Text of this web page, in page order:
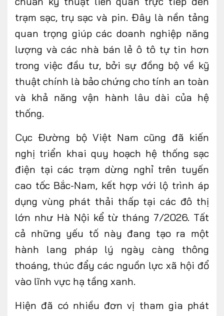
trạm sạc, trụ sạc và pin. Đây là nền tảng
quan trọng giúp các doanh nghiệp năng
lượng và các nhà bán lẻ ô tô tự tin hơn
trong việc đầu tư, bởi sự đồng bộ về kỹ
thuật chính là bảo chứng cho tính an toàn
và khả năng vận hành lâu dài của hệ
thống.
Cục Đường bộ Việt Nam cũng đã kiến
nghị triển khai quy hoạch hệ thống sạc
điện tại các trạm dừng nghỉ trên tuyến
cao tốc Bắc-Nam, kết hợp với lộ trình áp
dụng vùng phát thải thấp tại các đô thị
lớn như Hà Nội kể từ tháng 7/2026. Tất
cả những yếu tố này đang tạo ra một
hành lang pháp lý ngày càng thông
thoáng, thúc đẩy các nguồn lực xã hội đổ
vào lĩnh vực hạ tầng xanh.
Hiện đã có nhiều đơn vị tham gia phát